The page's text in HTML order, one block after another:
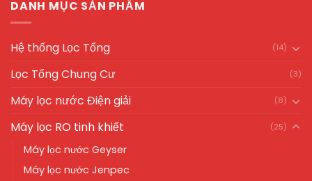
DANH MỤC SẢN PHẨM
Hệ thống Lọc Tổng (14)
Lọc Tổng Chung Cư (3)
Máy lọc nước Điện giải (8)
Máy lọc RO tinh khiết (25)
Máy lọc nước Geyser
Máy lọc nước Jenpec